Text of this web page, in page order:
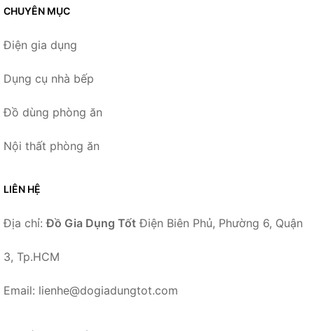
CHUYÊN MỤC
Điện gia dụng
Dụng cụ nhà bếp
Đồ dùng phòng ăn
Nội thất phòng ăn
LIÊN HỆ
Địa chỉ:Đồ Gia Dụng Tốt Điện Biên Phủ, Phường 6, Quận
3, Tp.HCM
Email: lienhe@dogiadungtot.com